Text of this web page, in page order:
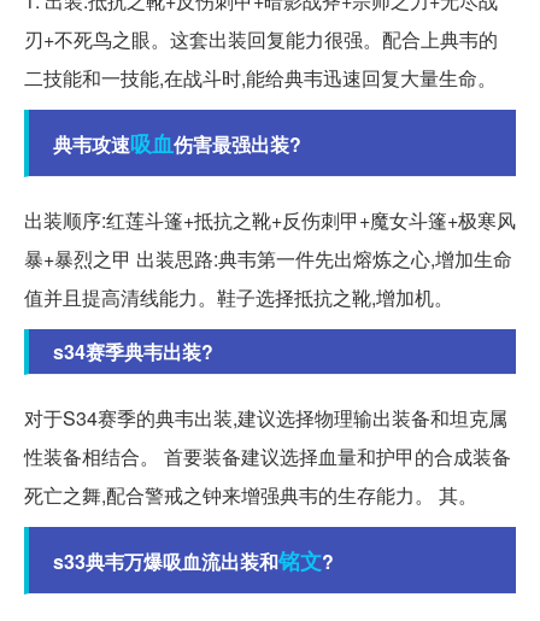
刃+不死鸟之眼。这套出装回复能力很强。配合上典韦的
二技能和一技能,在战斗时,能给典韦迅速回复大量生命。
典韦攻速吸血伤害最强出装?
出装顺序:红莲斗篷+抵抗之靴+反伤刺甲+魔女斗篷+极寒风
暴+暴烈之甲 出装思路:典韦第一件先出熔炼之心,增加生命
值并且提高清线能力。鞋子选择抵抗之靴,增加机。
s34赛季典韦出装?
对于S34赛季的典韦出装,建议选择物理输出装备和坦克属
性装备相结合。 首要装备建议选择血量和护甲的合成装备
死亡之舞,配合警戒之钟来增强典韦的生存能力。 其。
s33典韦万爆吸血流出装和铭文?